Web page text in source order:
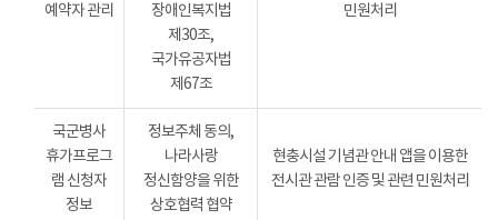
예약자 관리
장애인복지법
제30조,
국가유공자법
제67조
민원처리
국군병사
휴가프로그
램 신청자
정보
정보주체 동의,
나라사랑
정신함양을 위한
상호협력 협약
현충시설 기념관 안내 앱을 이용한
전시관 관람 인증 및 관련 민원처리